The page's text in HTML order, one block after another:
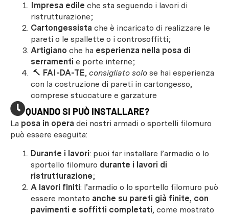
Impresa edile che sta seguendo i lavori di
ristrutturazione;
Cartongessista che è incaricato di realizzare le
pareti o le spallette o i controsoffitti;
Artigiano che ha esperienza nella posa di
serramenti e porte interne;
🔨 FAI-DA-TE, consigliato solo se hai esperienza
con la costruzione di pareti in cartongesso,
comprese stuccature e garzature
QUANDO SI PUÒ INSTALLARE?
La posa in opera dei nostri armadi o sportelli filomuro
può essere eseguita:
Durante i lavori: puoi far installare l’armadio o lo
sportello filomuro durante i lavori di
ristrutturazione;
A lavori finiti: l’armadio o lo sportello filomuro può
essere montato anche su pareti già finite, con
pavimenti e soffitti completati, come mostrato